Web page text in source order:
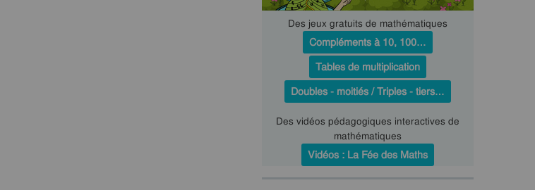
Des jeux gratuits de mathématiques
Compléments à 10, 100…
Tables de multiplication
Doubles - moitiés / Triples - tiers…
Des vidéos pédagogiques interactives de
mathématiques
Vidéos : La Fée des Maths